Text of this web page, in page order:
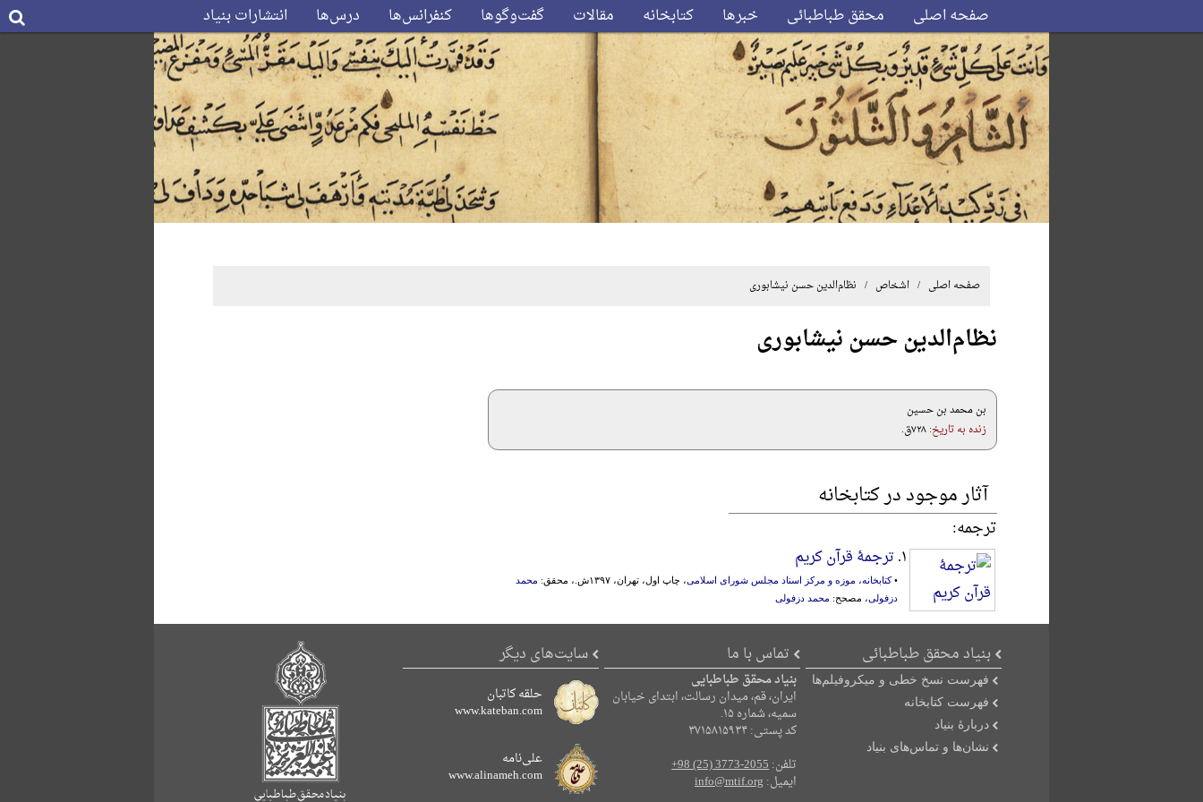
صفحه اصلی محقق طباطبائی خبرها کتابخانه مقالات گفت‌وگوها کنفرانس‌ها درس‌ها انتشارات بنیاد
صفحه اصلی / اشخاص / نظام‌الدین حسن نیشابوری
نظام‌الدین حسن نیشابوری
بن محمد بن حسین
زنده به تاریخ:۷۲۸ق.
آثار موجود در کتابخانه
ترجمه:
۱. ترجمۀ قرآن کریم
•کتابخانه، موزه و مرکز اسناد مجلس شورای اسلامی، چاپ اول، تهران، ۱۳۹۷ش.، محقق:
محمد
دزفولی، مصحح: محمد دزفولی
بنیاد محقق طباطبائی
فهرست نسخ خطی و میکروفیلم‌ها
فهرست کتابخانه
دربارۀ بنیاد
نشان‌ها و تماس‌های بنیاد
تماس با ما
بنیاد محقق طباطبایی
ایران، قم، میدان رسالت، ابتدای خیابان
سمیه، شماره ۱۵.
کد پستی: ۳۷۱۵۸۱۵۹۳۴
تلفن:+98 (25) 3773-2055
ایمیل:info@mtif.org
سایت‌های دیگر
حلقه کاتبان
www.kateban.com
علی‌نامه
www.alinameh.com